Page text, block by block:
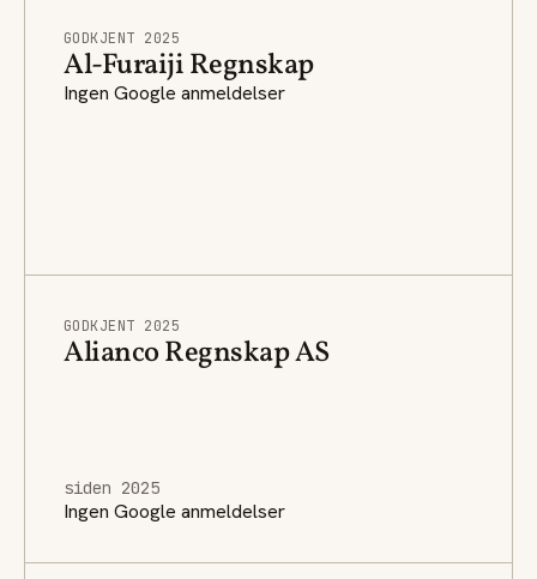
GODKJENT 2025
Al-Furaiji Regnskap
Ingen Google anmeldelser
GODKJENT 2025
Alianco Regnskap AS
siden 2025
Ingen Google anmeldelser